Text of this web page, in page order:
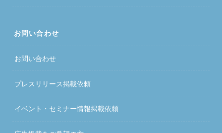
お問い合わせ
お問い合わせ
プレスリリース掲載依頼
イベント・セミナー情報掲載依頼